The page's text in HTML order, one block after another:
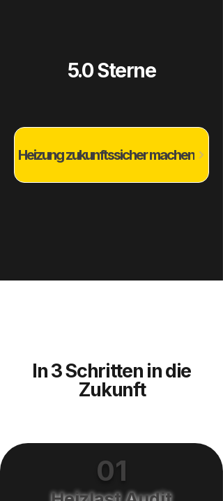
5.0 Sterne
Heizung zukunftssicher machen
In 3 Schritten in die
Zukunft
01